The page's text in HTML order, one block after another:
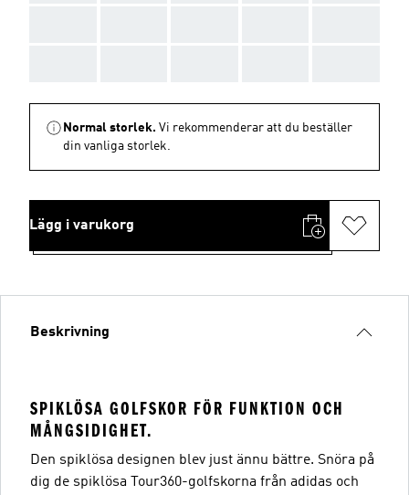
Normal storlek. Vi rekommenderar att du beställer
din vanliga storlek.
Lägg i varukorg
Beskrivning
SPIKLÖSA GOLFSKOR FÖR FUNKTION OCH
MÅNGSIDIGHET.
Den spiklösa designen blev just ännu bättre. Snöra på
dig de spiklösa Tour360-golfskorna från adidas och